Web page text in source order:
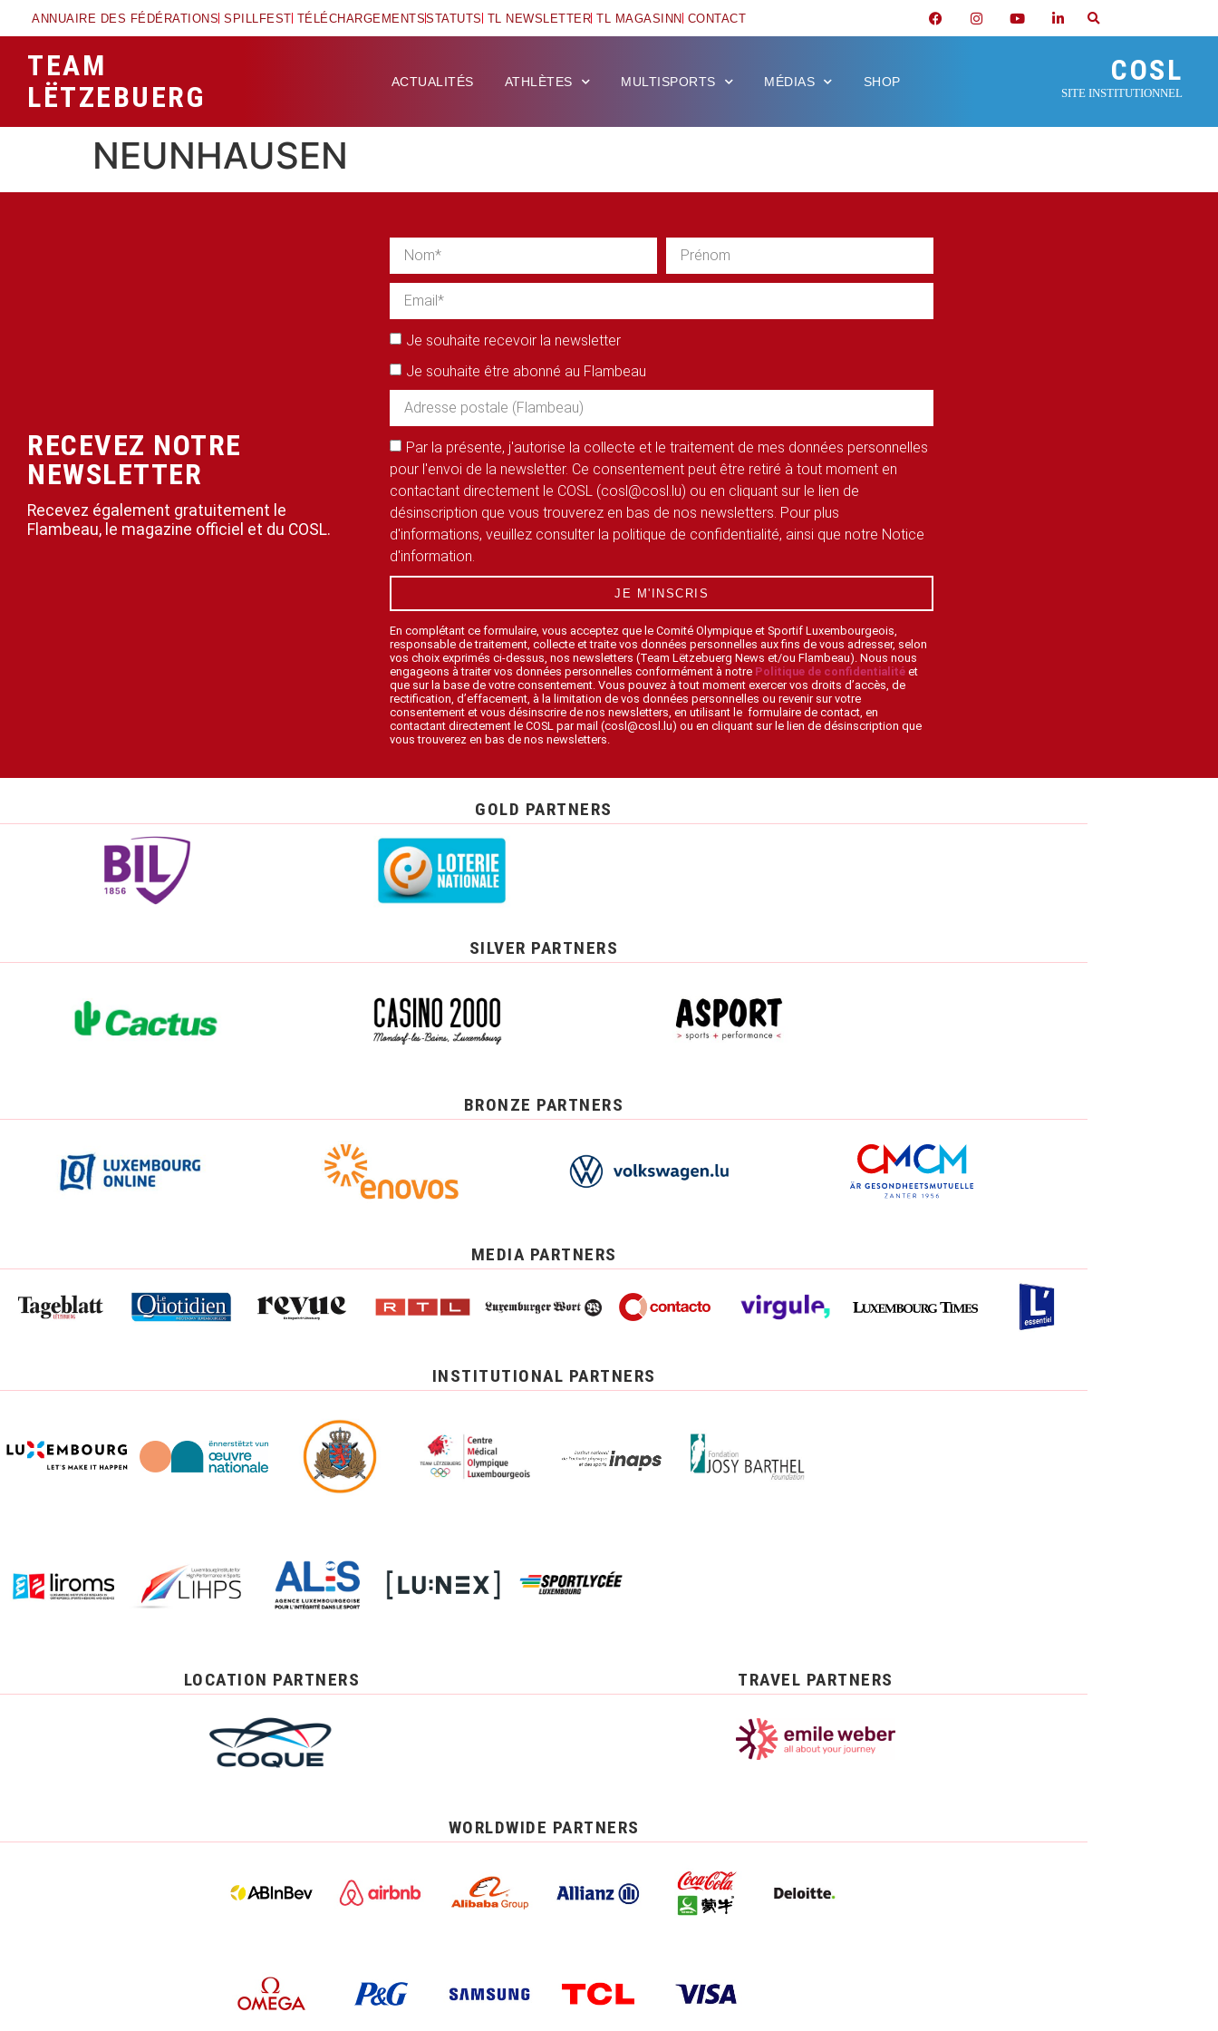
ANNUAIRE DES FÉDÉRATIONS SPILLFEST TÉLÉCHARGEMENTSSTATUTS TL NEWSLETTER TL MAGASINN CONTACT
TEAM
LËTZEBUERG
ACTUALITÉS ATHLÈTES MULTISPORTS MÉDIAS SHOP COSL
SITE INSTITUTIONNEL
NEUNHAUSEN
RECEVEZ NOTRE
NEWSLETTER
Recevez également gratuitement le
Flambeau, le magazine officiel et du COSL.
Je souhaite recevoir la newsletter
Je souhaite être abonné au Flambeau
Par la présente, j'autorise la collecte et le traitement de mes données personnelles
pour l'envoi de la newsletter. Ce consentement peut être retiré à tout moment en
contactant directement le COSL (cosl@cosl.lu) ou en cliquant sur le lien de
désinscription que vous trouverez en bas de nos newsletters. Pour plus
d'informations, veuillez consulter la politique de confidentialité, ainsi que notre Notice
d'information.
JE M'INSCRIS
En complétant ce formulaire, vous acceptez que le Comité Olympique et Sportif Luxembourgeois,
responsable de traitement, collecte et traite vos données personnelles aux fins de vous adresser, selon
vos choix exprimés ci-dessus, nos newsletters (Team Lëtzebuerg News et/ou Flambeau). Nous nous
engageons à traiter vos données personnelles conformément à notre Politique de confidentialité et
que sur la base de votre consentement. Vous pouvez à tout moment exercer vos droits d’accès, de
rectification, d’effacement, à la limitation de vos données personnelles ou revenir sur votre
consentement et vous désinscrire de nos newsletters, en utilisant le formulaire de contact, en
contactant directement le COSL par mail (cosl@cosl.lu) ou en cliquant sur le lien de désinscription que
vous trouverez en bas de nos newsletters.
GOLD PARTNERS
SILVER PARTNERS
BRONZE PARTNERS
MEDIA PARTNERS
INSTITUTIONAL PARTNERS
LOCATION PARTNERS TRAVEL PARTNERS
WORLDWIDE PARTNERS